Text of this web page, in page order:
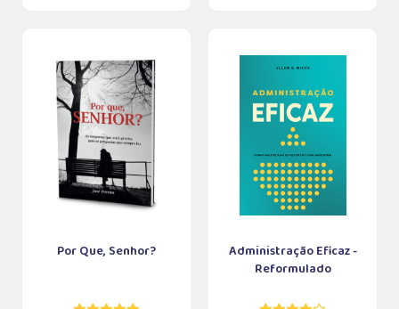
Por Que, Senhor?
Administração Eficaz -
Reformulado